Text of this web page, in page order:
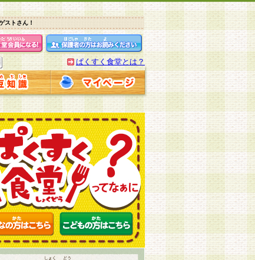
ストさん！
ぱくすく食堂とは？